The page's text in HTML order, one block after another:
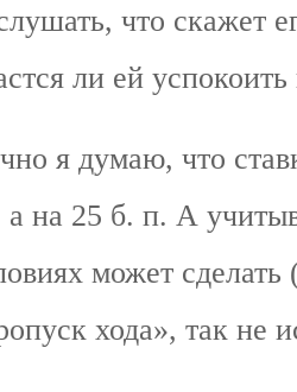
что скажет
ли ей
я думаю, что
а на 25 б. п. А
может
хода», так не